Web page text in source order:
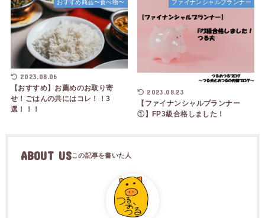
おすすめ商品〜食べ物〜
2023.08.06
【おすすめ】お薦めのお取り寄
せ！ごはんの共にはコレ！！3
選！！！
ファイナンシャルプランナー
2023.08.23
【ファイナンシャルプランナー
①】FP3級合格しました！
ABOUT US